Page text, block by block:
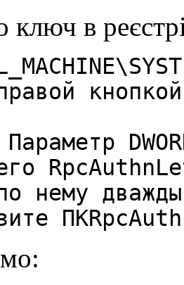
в
Параметр
нему